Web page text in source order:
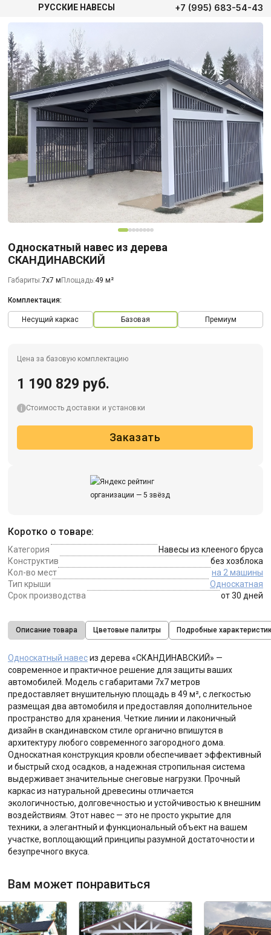
РУССКИЕ НАВЕСЫ +7 (995) 683-54-43
Односкатный навес из дерева
СКАНДИНАВСКИЙ
Габариты:7х7 м Площадь:49 м²
Комплектация:
Несущий каркас Базовая Премиум
Коротко о товаре:
Категория
Навесы из клееного бруса
Конструктив
без хозблока
Кол-во мест
на 2 машины
Тип крыши
Односкатная
Срок производства
от 30 дней
Цена за базовую комплектацию
1 190 829 руб.
Стоимость доставки и установки
Заказать
Описание товара Цветовые палитры Подробные
Односкатный навесиз дерева «СКАНДИНАВСКИЙ» —
современное и практичное решение для защиты ваших
автомобилей. Модель с габаритами 7x7 метров
предоставляет внушительную площадь в 49 м², с легкостью
размещая два автомобиля и предоставляя дополнительное
пространство для хранения. Четкие линии и лаконичный
дизайн в скандинавском стиле органично впишутся в
архитектуру любого современного загородного дома.
Односкатная конструкция кровли обеспечивает эффективный
и быстрый сход осадков, а надежная стропильная система
выдерживает значительные снеговые нагрузки. Прочный
каркас из натуральной древесины отличается
экологичностью, долговечностью и устойчивостью к внешним
воздействиям. Этот навес — это не просто укрытие для
техники, а элегантный и функциональный объект на вашем
участке, воплощающий принципы разумной достаточности и
безупречного вкуса.
Вам может понравиться